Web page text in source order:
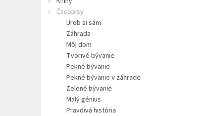
Časopisy
Urob si sám
Záhrada
Môj dom
Tvorivé bývanie
Pekné bývanie
Pekné bývanie v záhrade
Zelené bývanie
Malý génius
Pravdivá história